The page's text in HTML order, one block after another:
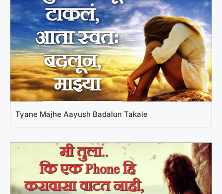
Tyane Majhe Aayush Badalun Takale